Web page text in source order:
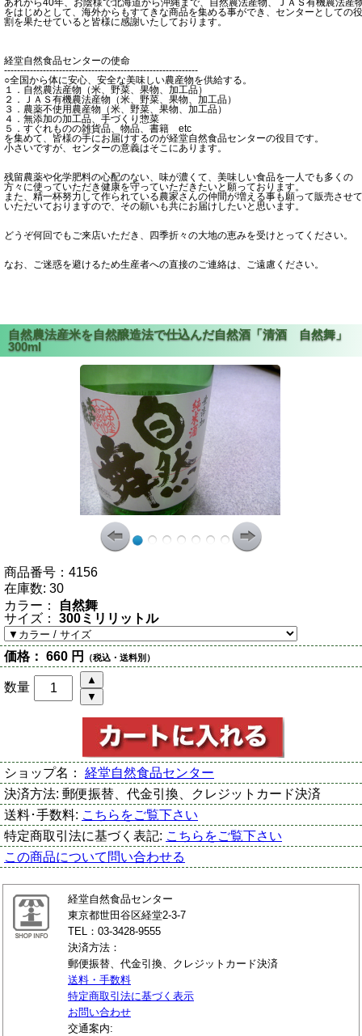
あれから40年、お陰様で北海道から沖縄まで、自然農法産物、ＪＡＳ有機農法産
をはじめとして、海外からもすてきな商品を集める事ができ、センターとしての役
割を果たせていると皆様に感謝いたしております。
経堂自然食品センターの使命
------------------------------------------------------------
○全国から体に安心、安全な美味しい農産物を供給する。
１．自然農法産物（米、野菜、果物、加工品）
２．ＪＡＳ有機農法産物（米、野菜、果物、加工品）
３．農薬不使用農産物（米、野菜、果物、加工品）
４．無添加の加工品、手づくり惣菜
５．すぐれものの雑貨品、物品、書籍 etc
を集めて、皆様の手にお届けするのが経堂自然食品センターの役目です。
小さいですが、センターの意義はそこにあります。
残留農薬や化学肥料の心配のない、味が濃くて、美味しい食品を一人でも多くの
方々に使っていただき健康を守っていただきたいと願っております。
また、精一杯努力して作られている農家さんの仲間が増える事も願って販売させて
いただいておりますので、その願いも共にお届けしたいと思います。
どうぞ何回でもご来店いただき、四季折々の大地の恵みを受けとってください。
なお、ご迷惑を避けるため生産者への直接のご連絡は、ご遠慮ください。
商品番号： 4156
在庫数: 30
カラー：
自然舞
サイズ：
300ミリリットル
価格： 660 円 （税込・送料別）
数量
ショップ名： 経堂自然食品センター
決済方法: 郵便振替、代金引換、クレジットカード決済
送料･手数料: こちらをご覧下さい
特定商取引法に基づく表記: こちらをご覧下さい
この商品について問い合わせる
経堂自然食品センター
東京都世田谷区経堂2-3-7
TEL：03-3428-9555
決済方法：
郵便振替、代金引換、クレジットカード決済
送料・手数料
特定商取引法に基づく表示
お問い合わせ
交通案内: